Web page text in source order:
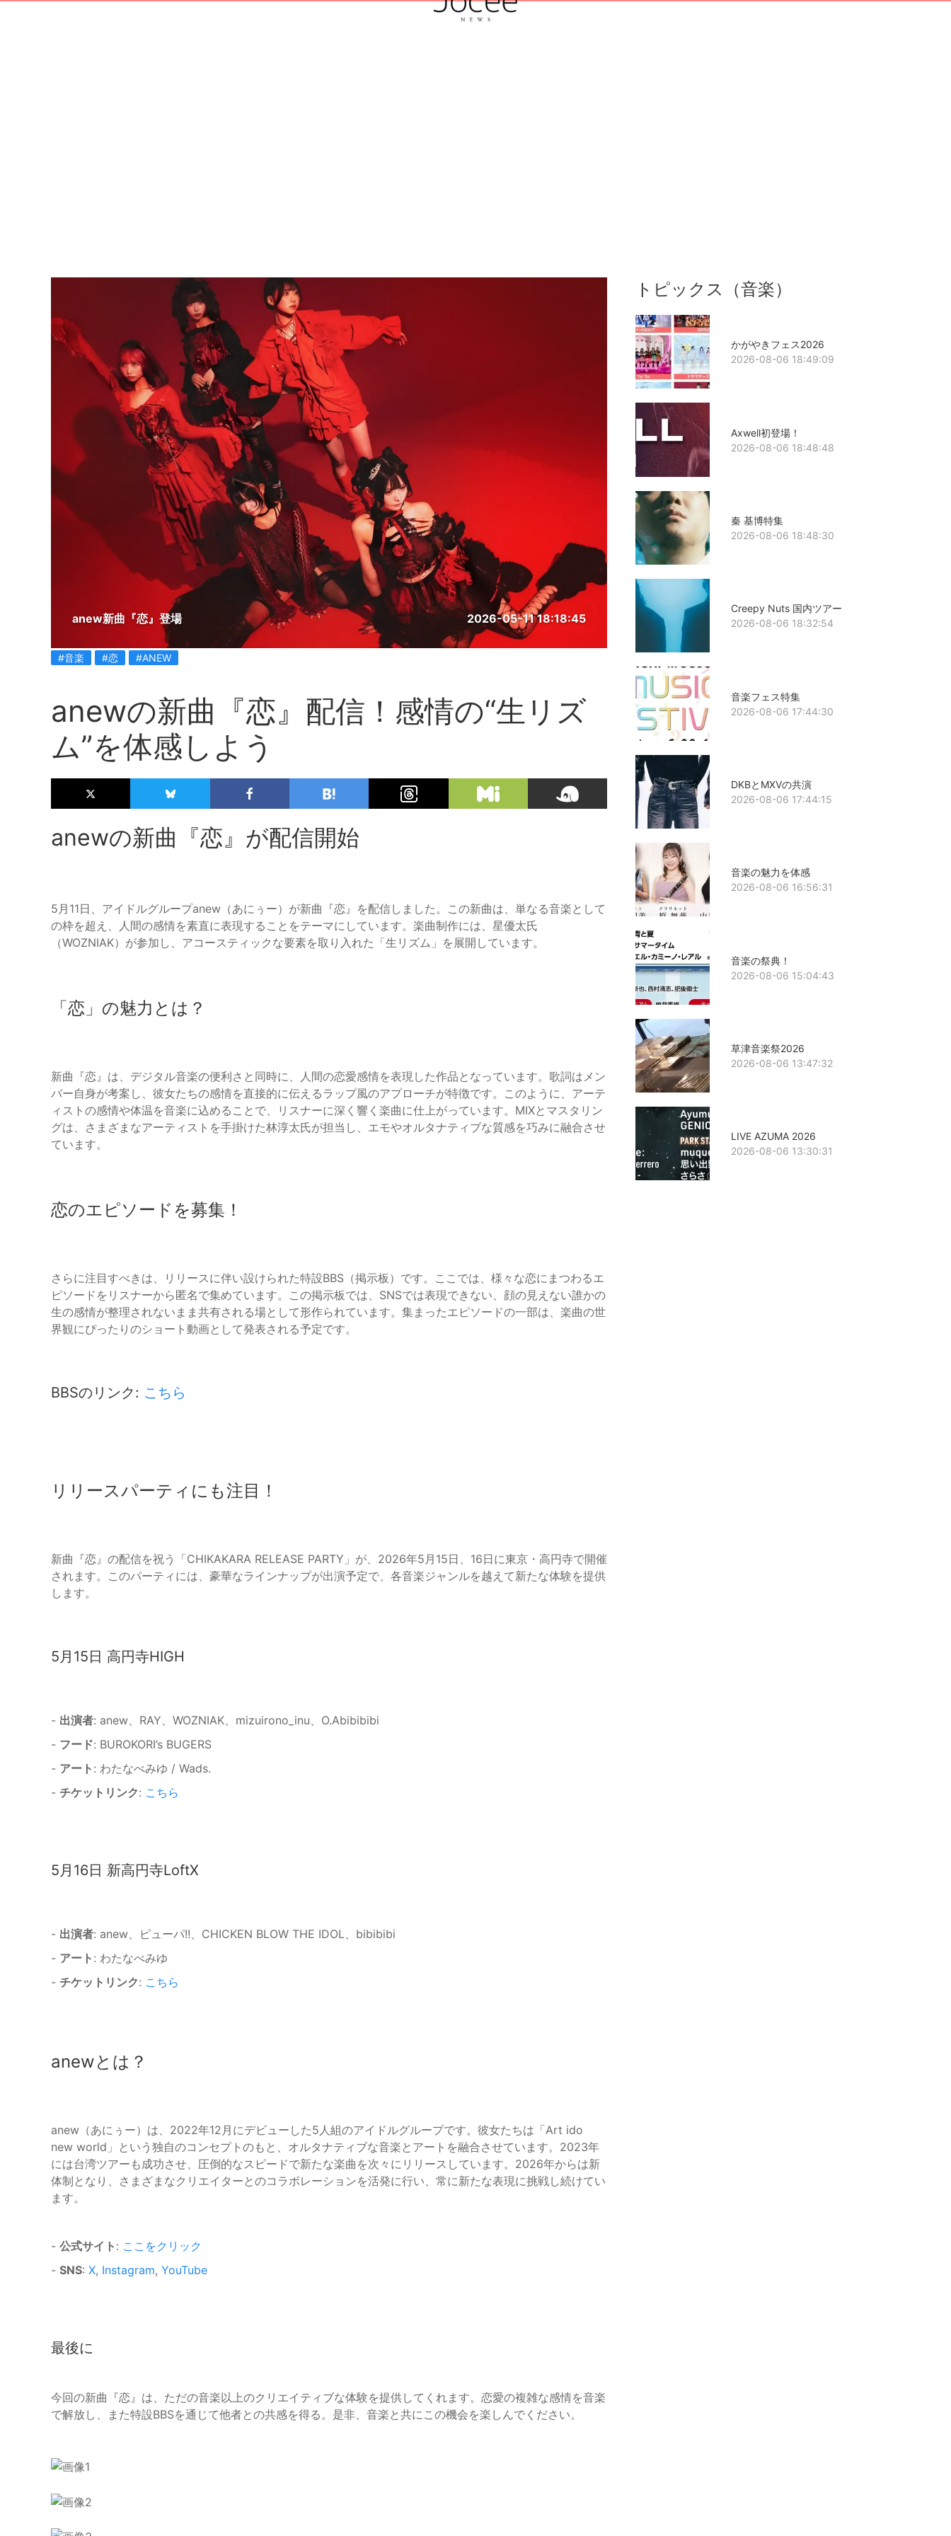
anew新曲『恋』登場 2026-05-11 18:18:45
#音楽 #恋 #ANEW
anewの新曲『恋』配信！感情の“生リズ
ム”を体感しよう
anewの新曲『恋』が配信開始
5月11日、アイドルグループanew（あにぅー）が新曲『恋』を配信しました。この新曲は、単なる音楽として
の枠を超え、人間の感情を素直に表現することをテーマにしています。楽曲制作には、星優太氏
（WOZNIAK）が参加し、アコースティックな要素を取り入れた「生リズム」を展開しています。
「恋」の魅力とは？
新曲『恋』は、デジタル音楽の便利さと同時に、人間の恋愛感情を表現した作品となっています。歌詞はメン
バー自身が考案し、彼女たちの感情を直接的に伝えるラップ風のアプローチが特徴です。このように、アーテ
ィストの感情や体温を音楽に込めることで、リスナーに深く響く楽曲に仕上がっています。MIXとマスタリン
グは、さまざまなアーティストを手掛けた林淳太氏が担当し、エモやオルタナティブな質感を巧みに融合させ
ています。
恋のエピソードを募集！
さらに注目すべきは、リリースに伴い設けられた特設BBS（掲示板）です。ここでは、様々な恋にまつわるエ
ピソードをリスナーから匿名で集めています。この掲示板では、SNSでは表現できない、顔の見えない誰かの
生の感情が整理されないまま共有される場として形作られています。集まったエピソードの一部は、楽曲の世
界観にぴったりのショート動画として発表される予定です。
BBSのリンク: こちら
リリースパーティにも注目！
新曲『恋』の配信を祝う「CHIKAKARA RELEASE PARTY」が、2026年5月15日、16日に東京・高円寺で開催
されます。このパーティには、豪華なラインナップが出演予定で、各音楽ジャンルを越えて新たな体験を提供
します。
5月15日 高円寺HIGH
- 出演者: anew、RAY、WOZNIAK、mizuirono_inu、O.Abibibibi
- フード: BUROKORI’s BUGERS
- アート : わたなべみゆ / Wads.
- チケットリンク: こちら
5月16日 新高円寺LoftX
- 出演者: anew、ピューパ!!、CHICKEN BLOW THE IDOL、bibibibi
- アート : わたなべみゆ
- チケットリンク: こちら
anewとは？
anew（あにぅー）は、2022年12月にデビューした5人組のアイドルグループです。彼女たちは「Art ido
new world」という独自のコンセプトのもと、オルタナティブな音楽とアートを融合させています。2023年
には台湾ツアーも成功させ、圧倒的なスピードで新たな楽曲を次々にリリースしています。2026年からは新
体制となり、さまざまなクリエイターとのコラボレーションを活発に行い、常に新たな表現に挑戦し続けてい
ます。
- 公式サイト : ここをクリック
- SNS: X, Instagram, YouTube
最後に
今回の新曲『恋』は、ただの音楽以上のクリエイティブな体験を提供してくれます。恋愛の複雑な感情を音楽
で解放し、また特設BBSを通じて他者との共感を得る。是非、音楽と共にこの機会を楽しんでください。
トピックス（音楽）
かがやきフェス2026
2026-08-06 18:49:09
Axwell初登場！
2026-08-06 18:48:48
秦 基博特集
2026-08-06 18:48:30
Creepy Nuts 国内ツアー
2026-08-06 18:32:54
音楽フェス特集
2026-08-06 17:44:30
DKBとMXVの共演
2026-08-06 17:44:15
音楽の魅力を体感
2026-08-06 16:56:31
音楽の祭典！
2026-08-06 15:04:43
草津音楽祭2026
2026-08-06 13:47:32
LIVE AZUMA 2026
2026-08-06 13:30:31